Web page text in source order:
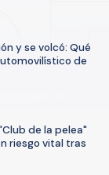
y se volcó: Qué
de
de la pelea"
riesgo vital tras